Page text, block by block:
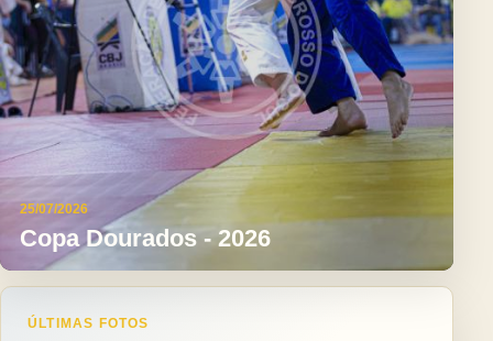
25/07/2026
Copa Dourados - 2026
ÚLTIMAS FOTOS